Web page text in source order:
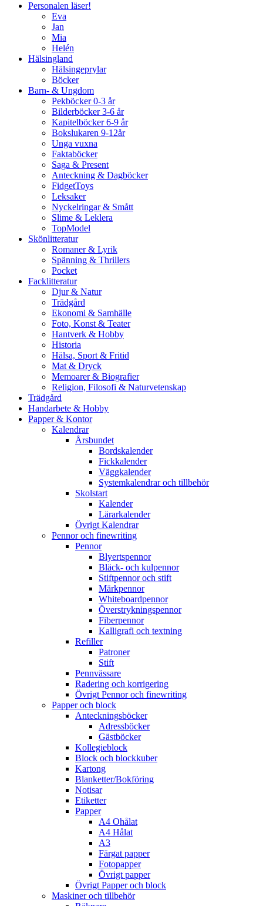
Personalen läser!
Eva
Jan
Mia
Helén
Hälsingland
Hälsingeprylar
Böcker
Barn- & Ungdom
Pekböcker 0-3 år
Bilderböcker 3-6 år
Kapitelböcker 6-9 år
Bokslukaren 9-12år
Unga vuxna
Faktaböcker
Saga & Present
Anteckning & Dagböcker
FidgetToys
Leksaker
Nyckelringar & Smått
Slime & Leklera
TopModel
Skönlitteratur
Romaner & Lyrik
Spänning & Thrillers
Pocket
Facklitteratur
Djur & Natur
Trädgård
Ekonomi & Samhälle
Foto, Konst & Teater
Hantverk & Hobby
Historia
Hälsa, Sport & Fritid
Mat & Dryck
Memoarer & Biografier
Religion, Filosofi & Naturvetenskap
Trädgård
Handarbete & Hobby
Papper & Kontor
Kalendrar
Årsbundet
Bordskalender
Fickkalender
Väggkalender
Systemkalendrar och tillbehör
Skolstart
Kalender
Lärarkalender
Övrigt Kalendrar
Pennor och finewriting
Pennor
Blyertspennor
Bläck- och kulpennor
Stiftpennor och stift
Märkpennor
Whiteboardpennor
Överstrykningspennor
Fiberpennor
Kalligrafi och textning
Refiller
Patroner
Stift
Pennvässare
Radering och korrigering
Övrigt Pennor och finewriting
Papper och block
Anteckningsböcker
Adressböcker
Gästböcker
Kollegieblock
Block och blockkuber
Kartong
Blanketter/Bokföring
Notisar
Etiketter
Papper
A4 Ohålat
A4 Hålat
A3
Färgat papper
Fotopapper
Övrigt papper
Övrigt Papper och block
Maskiner och tillbehör